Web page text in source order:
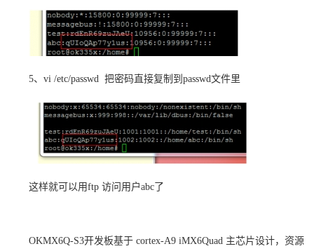
5、vi /etc/passwd 把密码直接复制到passwd文件里
这样就可以用ftp 访问用户abc了
OKMX6Q-S3开发板基于 cortex-A9 iMX6Quad 主芯片设计，资源